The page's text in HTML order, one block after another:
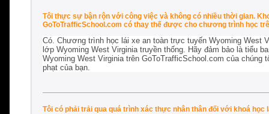
Tôi thực sự bận rộn với công việc và không có nhiều thời gian.
GoToTrafficSchool.com có thay thế được cho chương trình học
Có. Chương trình học lái xe an toàn trực tuyến Wyoming West
lớp Wyoming West Virginia truyền thống. Hãy đảm bảo là tiểu
Wyoming West Virginia trên GoToTrafficSchool.com của
phạt của bạn.
Tôi có phải trải qua quá trình xác thực nhân thân đối với khoá